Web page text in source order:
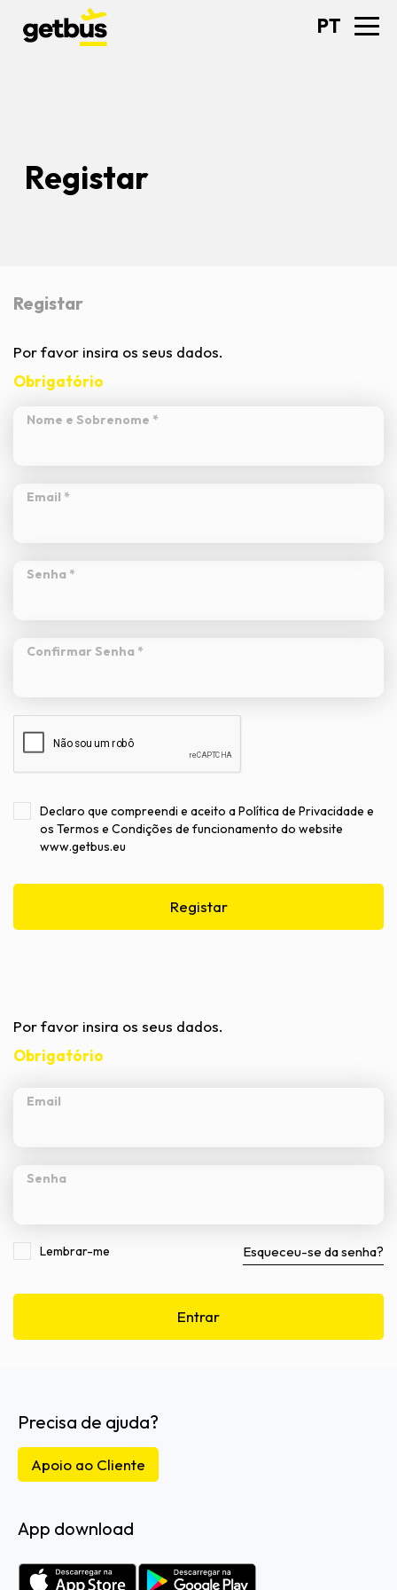
PT
Registar
Registar
Por favor insira os seus dados.
Obrigatório
Nome e Sobrenome *
Email *
Senha *
Confirmar Senha *
Declaro que compreendi e aceito aPolítica de Privacidade e
os Termos e Condições de funcionamento do website
www.getbus.eu
Registar
Por favor insira os seus dados.
Obrigatório
Email
Senha
Lembrar-me Esqueceu-se da senha?
Entrar
Precisa de ajuda?
Apoio ao Cliente
App download